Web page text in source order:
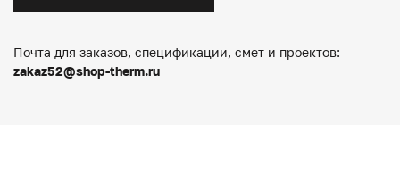
Почта для заказов, спецификации, смет и проектов:
zakaz52@shop-therm.ru